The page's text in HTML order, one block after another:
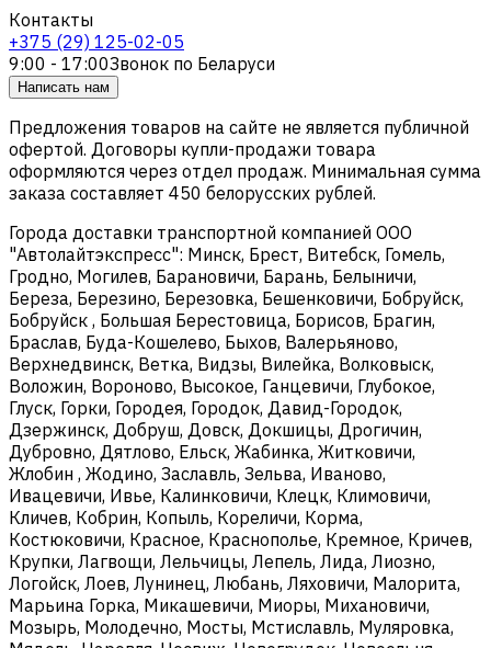
Контакты
+375 (29) 125-02-05
9:00 - 17:00Звонок по Беларуси
Написать нам
Предложения товаров на сайте не является публичной
офертой. Договоры купли-продажи товара
оформляются через отдел продаж. Минимальная сумма
заказа составляет 450 белорусских рублей.
Города доставки транспортной компанией ООО
"Автолайтэкспресс": Минск, Брест, Витебск, Гомель,
Гродно, Могилев, Барановичи, Барань, Белыничи,
Береза, Березино, Березовка, Бешенковичи, Бобруйск,
Бобруйск , Большая Берестовица, Борисов, Брагин,
Браслав, Буда-Кошелево, Быхов, Валерьяново,
Верхнедвинск, Ветка, Видзы, Вилейка, Волковыск,
Воложин, Вороново, Высокое, Ганцевичи, Глубокое,
Глуск, Горки, Городея, Городок, Давид-Городок,
Дзержинск, Добруш, Довск, Докшицы, Дрогичин,
Дубровно, Дятлово, Ельск, Жабинка, Житковичи,
Жлобин , Жодино, Заславль, Зельва, Иваново,
Ивацевичи, Ивье, Калинковичи, Клецк, Климовичи,
Кличев, Кобрин, Копыль, Кореличи, Корма,
Костюковичи, Красное, Краснополье, Кремное, Кричев,
Крупки, Лагвощи, Лельчицы, Лепель, Лида, Лиозно,
Логойск, Лоев, Лунинец, Любань, Ляховичи, Малорита,
Марьина Горка, Микашевичи, Миоры, Михановичи,
Мозырь, Молодечно, Мосты, Мстиславль, Муляровка,